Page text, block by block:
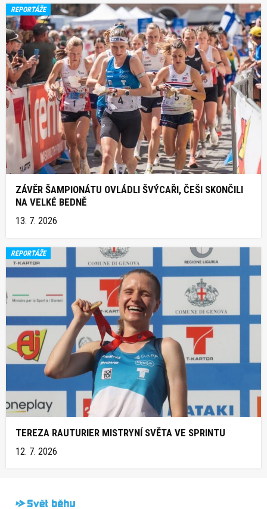
REPORTÁŽE
ZÁVĚR ŠAMPIONÁTU OVLÁDLI ŠVÝCAŘI, ČEŠI SKONČILI
NA VELKÉ BEDNĚ
13. 7. 2026
REPORTÁŽE
TEREZA RAUTURIER MISTRYNÍ SVĚTA VE SPRINTU
12. 7. 2026